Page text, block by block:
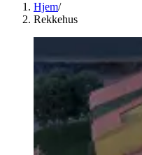
Hjem/
Rekkehus